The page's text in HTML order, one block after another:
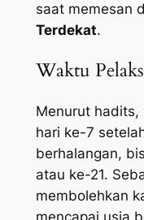
saat memesan
Terdekat.
Waktu
Menurut hadits,
hari ke-7
berhalangan,
atau ke-21.
membolehkan
mencapai usia